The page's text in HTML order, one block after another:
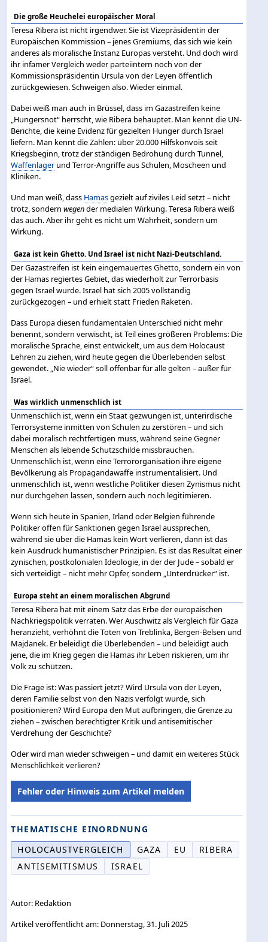
Die große Heuchelei europäischer Moral
Teresa Ribera ist nicht irgendwer. Sie ist Vizepräsidentin der
Europäischen Kommission – jenes Gremiums, das sich wie kein
anderes als moralische Instanz Europas versteht. Und doch wird
ihr infamer Vergleich weder parteiintern noch von der
Kommissionspräsidentin Ursula von der Leyen öffentlich
zurückgewiesen. Schweigen also. Wieder einmal.
Dabei weiß man auch in Brüssel, dass im Gazastreifen keine
„Hungersnot“ herrscht, wie Ribera behauptet. Man kennt die UN-
Berichte, die keine Evidenz für gezielten Hunger durch Israel
liefern. Man kennt die Zahlen: über 20.000 Hilfskonvois seit
Kriegsbeginn, trotz der ständigen Bedrohung durch Tunnel,
Waffenlager und Terror-Angriffe aus Schulen, Moscheen und
Kliniken.
Und man weiß, dass Hamasgezielt auf ziviles Leid setzt – nicht
trotz, sondernwegender medialen Wirkung. Teresa Ribera weiß
das auch. Aber ihr geht es nicht um Wahrheit, sondern um
Wirkung.
Gaza ist kein Ghetto. Und Israel ist nicht Nazi-Deutschland.
Der Gazastreifen ist kein eingemauertes Ghetto, sondern ein von
der Hamas regiertes Gebiet, das wiederholt zur Terrorbasis
gegen Israel wurde. Israel hat sich 2005 vollständig
zurückgezogen – und erhielt statt Frieden Raketen.
Dass Europa diesen fundamentalen Unterschied nicht mehr
benennt, sondern verwischt, ist Teil eines größeren Problems: Die
moralische Sprache, einst entwickelt, um aus dem Holocaust
Lehren zu ziehen, wird heute gegen die Überlebenden selbst
gewendet. „Nie wieder“ soll offenbar für alle gelten – außer für
Israel.
Was wirklich unmenschlich ist
Unmenschlich ist, wenn ein Staat gezwungen ist, unterirdische
Terrorsysteme inmitten von Schulen zu zerstören – und sich
dabei moralisch rechtfertigen muss, während seine Gegner
Menschen als lebende Schutzschilde missbrauchen.
Unmenschlich ist, wenn eine Terrororganisation ihre eigene
Bevölkerung als Propagandawaffe instrumentalisiert. Und
unmenschlich ist, wenn westliche Politiker diesen Zynismus nicht
nur durchgehen lassen, sondern auch noch legitimieren.
Wenn sich heute in Spanien, Irland oder Belgien führende
Politiker offen für Sanktionen gegen Israel aussprechen,
während sie über die Hamas kein Wort verlieren, dann ist das
kein Ausdruck humanistischer Prinzipien. Es ist das Resultat einer
zynischen, postkolonialen Ideologie, in der der Jude – sobald er
sich verteidigt – nicht mehr Opfer, sondern „Unterdrücker“ ist.
Europa steht an einem moralischen Abgrund
Teresa Ribera hat mit einem Satz das Erbe der europäischen
Nachkriegspolitik verraten. Wer Auschwitz als Vergleich für Gaza
heranzieht, verhöhnt die Toten von Treblinka, Bergen-Belsen und
Majdanek. Er beleidigt die Überlebenden – und beleidigt auch
jene, die im Krieg gegen die Hamas ihr Leben riskieren, um ihr
Volk zu schützen.
Die Frage ist: Was passiert jetzt? Wird Ursula von der Leyen,
deren Familie selbst von den Nazis verfolgt wurde, sich
positionieren? Wird Europa den Mut aufbringen, die Grenze zu
ziehen – zwischen berechtigter Kritik und antisemitischer
Verdrehung der Geschichte?
Oder wird man wieder schweigen – und damit ein weiteres Stück
Menschlichkeit verlieren?
Fehler oder Hinweis zum Artikel melden
THEMATISCHE EINORDNUNG
HOLOCAUSTVERGLEICH
GAZA EU
RIBERA
ANTISEMITISMUS
ISRAEL
Autor: Redaktion
Artikel veröffentlicht am: Donnerstag, 31. Juli 2025